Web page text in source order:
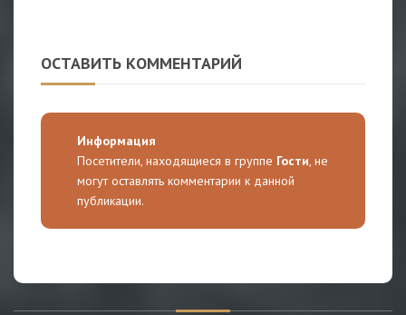
ОСТАВИТЬ КОММЕНТАРИЙ
Информация
Посетители, находящиеся в группе Гости , не
могут оставлять комментарии к данной
публикации.